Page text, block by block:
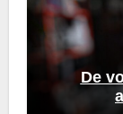
De